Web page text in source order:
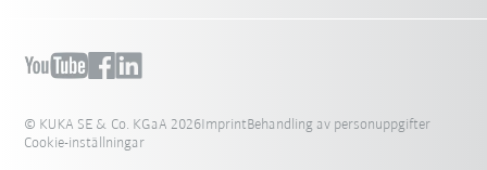
© KUKA SE & Co. KGaA 2026ImprintBehandling av personuppgifter
Cookie-inställningar